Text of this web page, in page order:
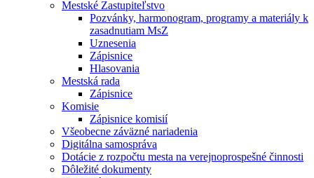
Mestské Zastupiteľstvo
Pozvánky, harmonogram, programy a materiály k
zasadnutiam MsZ
Uznesenia
Zápisnice
Hlasovania
Mestská rada
Zápisnice
Komisie
Zápisnice komisií
Všeobecne záväzné nariadenia
Digitálna samospráva
Dotácie z rozpočtu mesta na verejnoprospešné činnosti
Dôležité dokumenty